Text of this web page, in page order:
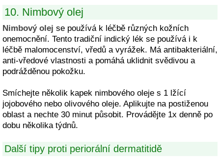
10. Nimbový olej
Nimbový olej se používá k léčbě různých kožních
onemocnění. Tento tradiční indický lék se používá i k
léčbě malomocenství, vředů a vyrážek. Má antibakteriální,
anti-vředové vlastnosti a pomáhá uklidnit svědivou a
podrážděnou pokožku.
Smíchejte několik kapek nimbového oleje s 1 lžící
jojobového nebo olivového oleje. Aplikujte na postiženou
oblast a nechte 30 minut působit. Provádějte 1x denně po
dobu několika týdnů.
Další tipy proti periorální dermatitidě